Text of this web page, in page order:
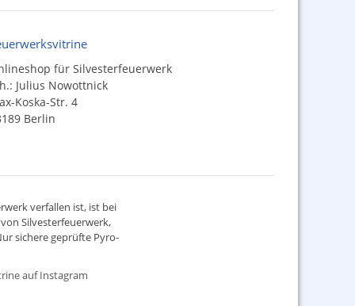
für Silvesterfeuerwerk
Julius Nowottnick
Koska-Str. 4
Berlin
verfallen ist, ist bei
Silvesterfeuerwerk,
sichere geprüfte Pyro-
auf Instagram